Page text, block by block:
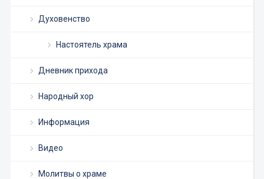
Духовенство
Настоятель храма
Дневник прихода
Народный хор
Информация
Видео
Молитвы о храме